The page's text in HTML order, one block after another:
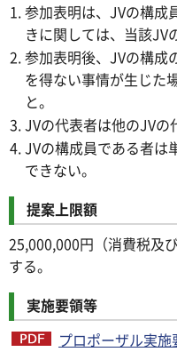
参加表明は、JVの構成
きに関しては、当該JV
参加表明後、JVの構成
を得ない事情が生じた
と。
JVの代表者は他のJVの
JVの構成員である者は
できない。
提案上限額
25,000,000円（消費税及
する。
実施要領等
プロポーザル実施